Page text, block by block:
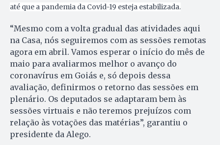
até que a pandemia da Covid-19 esteja estabilizada.
“Mesmo com a volta gradual das atividades aqui
na Casa, nós seguiremos com as sessões remotas
agora em abril. Vamos esperar o início do mês de
maio para avaliarmos melhor o avanço do
coronavírus em Goiás e, só depois dessa
avaliação, definirmos o retorno das sessões em
plenário. Os deputados se adaptaram bem às
sessões virtuais e não teremos prejuízos com
relação às votações das matérias”, garantiu o
presidente da Alego.